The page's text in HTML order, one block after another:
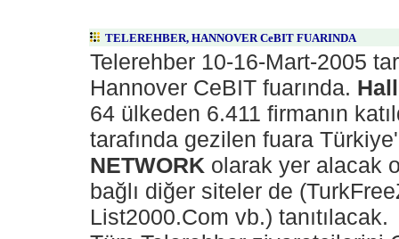
TELEREHBER, HANNOVER CeBIT FUARINDA
Telerehber 10-16-Mart-2005
Hannover CeBIT fuarında.
64 ülkeden 6.411 firmanın
tarafında gezilen fuara
NETWORK olarak yer alacak
bağlı diğer siteler de
List2000.Com vb.) tanıtılacak.